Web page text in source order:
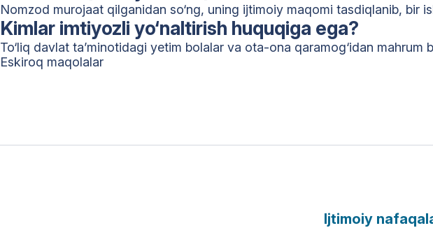
Nomzod murojaat qilganidan so‘ng, uning ijtimoiy maqomi tasdiqlanib, bir
Kimlar imtiyozli yo‘naltirish huquqiga ega?
To‘liq davlat ta’minotidagi yetim bolalar va ota-ona qaramog‘idan
Maqolalar
Eskiroq maqolalar
Ijtimoiy